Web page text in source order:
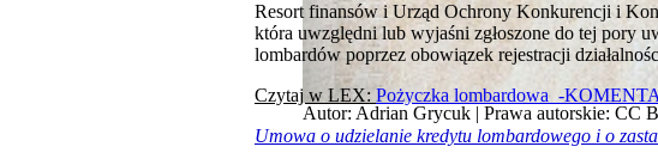
Autor: Adrian Grycuk | Prawa autorskie: CC
Resort finansów i Urząd Ochrony Konkurencji i
która uwzględni lub wyjaśni zgłoszone do tej pory
lombardów poprzez obowiązek rejestracji
Czytaj w LEX: Pożyczka lombardowa -
Umowa o udzielanie kredytu lombardowego i o